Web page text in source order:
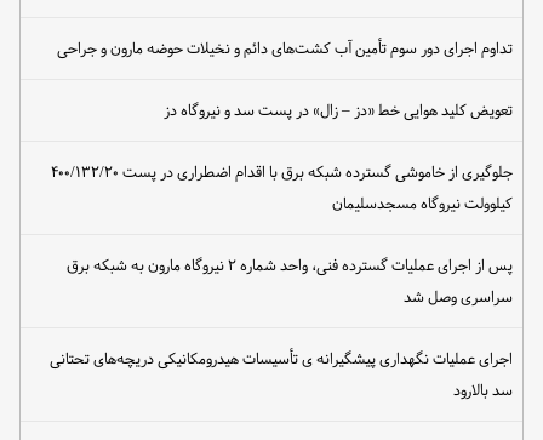
تداوم اجرای دور سوم تأمین آب کشت‌های دائم و نخیلات حوضه مارون و جراحی
تعویض کلید هوایی خط «دز – زال» در پست سد و نیروگاه دز
جلوگیری از خاموشی گسترده شبکه برق با اقدام اضطراری در پست ۴۰۰/۱۳۲/۲۰
کیلوولت نیروگاه مسجدسلیمان
پس از اجرای عملیات گسترده فنی، واحد شماره ۲ نیروگاه مارون به شبکه برق
سراسری وصل شد
اجرای عملیات نگهداری پیشگیرانه ی تأسیسات هیدرومکانیکی دریچه‌های تحتانی
سد بالارود